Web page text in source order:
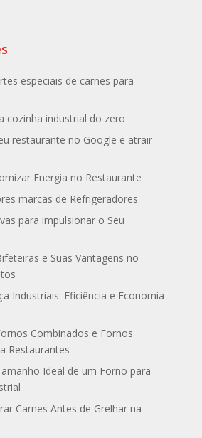
especiais de carnes para
cozinha industrial do zero
restaurante no Google e atrair
Energia no Restaurante
marcas de Refrigeradores
para impulsionar o Seu
e Suas Vantagens no
Industriais: Eficiência e Economia
Combinados e Fornos
Restaurantes
Ideal de um Forno para
Carnes Antes de Grelhar na